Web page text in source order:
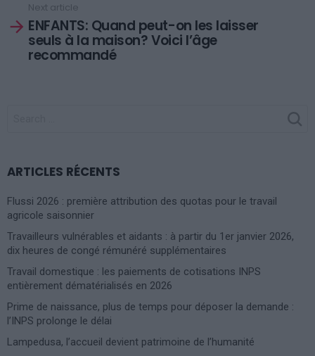
Next article
ENFANTS: Quand peut-on les laisser
seuls à la maison? Voici l’âge
recommandé
ARTICLES RÉCENTS
Flussi 2026 : première attribution des quotas pour le travail
agricole saisonnier
Travailleurs vulnérables et aidants : à partir du 1er janvier 2026,
dix heures de congé rémunéré supplémentaires
Travail domestique : les paiements de cotisations INPS
entièrement dématérialisés en 2026
Prime de naissance, plus de temps pour déposer la demande :
l’INPS prolonge le délai
Lampedusa, l’accueil devient patrimoine de l’humanité